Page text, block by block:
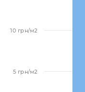
5 грн/м2
10 грн/м2